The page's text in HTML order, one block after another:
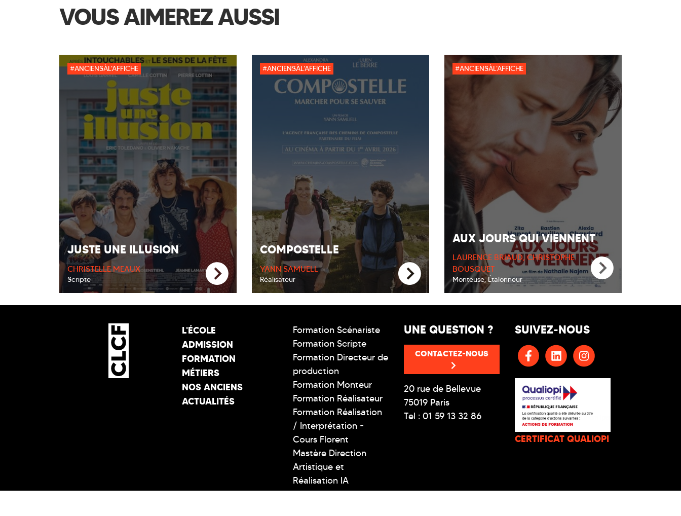
VOUS AIMEREZ AUSSI
#ANCIENSÀL'AFFICHE
JUSTE UNE ILLUSION
CHRISTELLE MEAUX
Scripte
#ANCIENSÀL'AFFICHE
COMPOSTELLE
YANN SAMUELL
Réalisateur
#ANCIENSÀL'AFFICHE
AUX JOURS QUI VIENNENT
LAURENCE BRIAUD, CHRISTOPHE
BOUSQUET
Monteuse, Étalonneur
L'ÉCOLE
ADMISSION
FORMATION
MÉTIERS
NOS ANCIENS
ACTUALITÉS
Formation Scénariste
Formation Scripte
Formation Directeur de
production
Formation Monteur
Formation Réalisateur
Formation Réalisation
/ Interprétation -
Cours Florent
Mastère Direction
Artistique et
Réalisation IA
UNE QUESTION ?
CONTACTEZ-NOUS
20 rue de Bellevue
75019 Paris
Tel : 01 59 13 32 86
SUIVEZ-NOUS
CERTIFICAT QUALIOPI